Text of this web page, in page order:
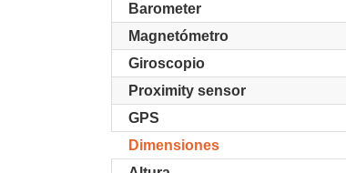
Barometer
Magnetómetro
Giroscopio
Proximity sensor
GPS
Dimensiones